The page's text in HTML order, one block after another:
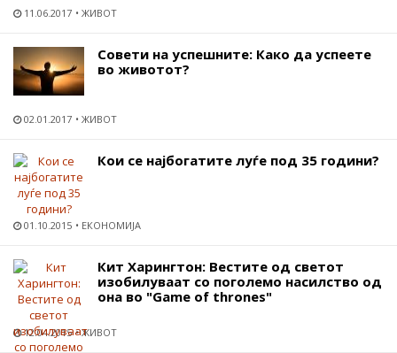
11.06.2017 ЖИВОТ
Совети на успешните: Како да успеете
во животот?
02.01.2017 ЖИВОТ
Кои се најбогатите луѓе под 35 години?
01.10.2015 ЕКОНОМИЈА
Кит Харингтон: Вестите од светот
изобилуваат со поголемо насилство од
она во "Game of thrones"
12.04.2015 ЖИВОТ